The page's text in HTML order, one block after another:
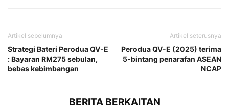
Artikel sebelumnya
Strategi Bateri Perodua QV-E
: Bayaran RM275 sebulan,
bebas kebimbangan
Artikel seterusnya
Perodua QV-E (2025) terima
5-bintang penarafan ASEAN
NCAP
BERITA BERKAITAN